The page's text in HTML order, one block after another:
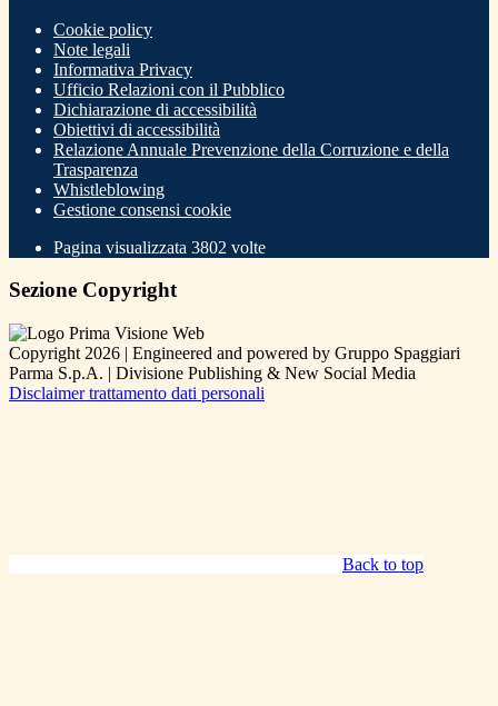
Cookie policy
Note legali
Informativa Privacy
Ufficio Relazioni con il Pubblico
Dichiarazione di accessibilità
Obiettivi di accessibilità
Relazione Annuale Prevenzione della Corruzione e della
Trasparenza
Whistleblowing
Gestione consensi cookie
Pagina visualizzata 3802 volte
Sezione Copyright
Copyright 2026 | Engineered and powered by Gruppo Spaggiari
Parma S.p.A. | Divisione Publishing & New Social Media
Disclaimer trattamento dati personali
Back to top